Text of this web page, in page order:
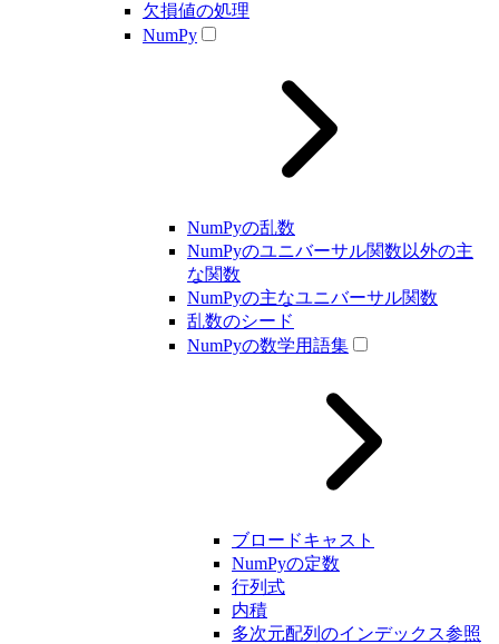
欠損値の処理
NumPy
NumPyの乱数
NumPyのユニバーサル関数以外の主
な関数
NumPyの主なユニバーサル関数
乱数のシード
NumPyの数学用語集
ブロードキャスト
NumPyの定数
行列式
内積
多次元配列のインデックス参照